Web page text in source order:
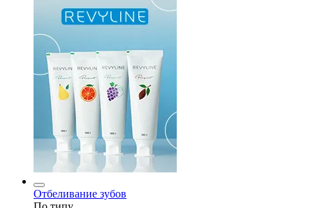
Отбеливание зубов